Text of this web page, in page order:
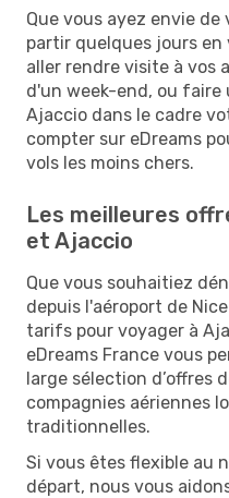
Que vous ayez envie de
partir quelques jours
aller rendre visite à vos
d'un week-end, ou faire
Ajaccio dans le cadre
compter sur eDreams
vols les moins chers.
Les meilleures
et Ajaccio
Que vous souhaitiez
depuis l'aéroport de
tarifs pour voyager à
eDreams France vous
large sélection d’offres
compagnies aériennes
traditionnelles.
Si vous êtes flexible au
départ, nous vous